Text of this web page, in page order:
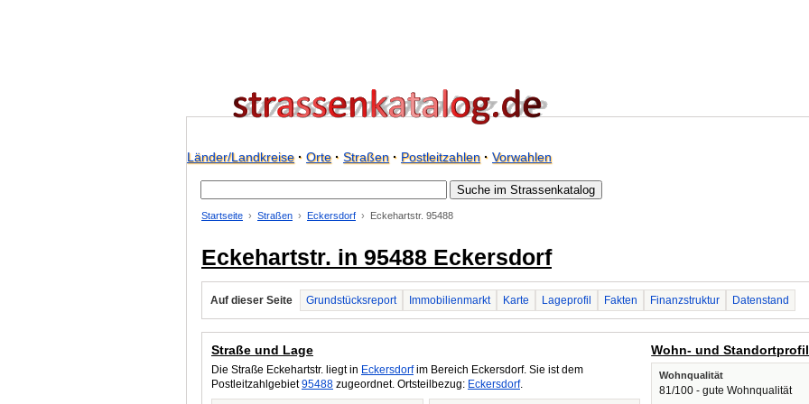
Länder/Landkreise· Orte· Straßen· Postleitzahlen· Vorwahlen
Startseite Straßen Eckersdorf Eckehartstr. 95488
Eckehartstr. in 95488 Eckersdorf
Auf dieser Seite Grundstücksreport Immobilienmarkt Karte Lageprofil Fakten Finanzstruktur Datenstand
Straße und Lage
Die Straße Eckehartstr. liegt in Eckersdorfim Bereich Eckersdorf. Sie ist dem
Postleitzahlgebiet95488 zugeordnet. Ortsteilbezug: Eckersdorf.
Wohn- und Standortprofil
Wohnqualität
81/100 - gute Wohnqualität